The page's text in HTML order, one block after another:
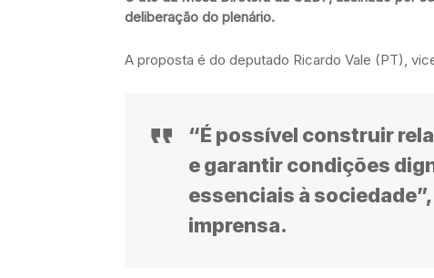
deliberação do plenário.
A proposta é do deputado Ricardo Vale (PT),
“É possível construir
e garantir condições
essenciais à
imprensa.